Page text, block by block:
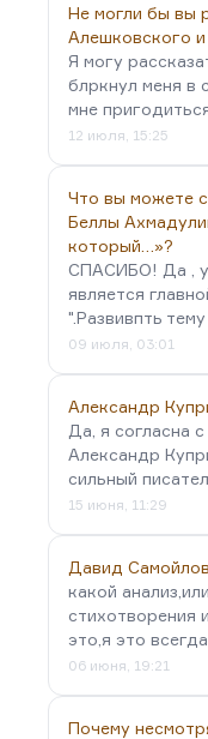
Не могли бы вы
Алешковского
Я могу
блркнул меня в
мне
12 июля, 15:25
Что вы можете
Беллы
который…»?
СПАСИБО! Да ,
является
".Развивпть
09 июля, 03:01
Александр
Да, я согласна
Александр
сильный
15 июня, 11:29
Давид
какой
стихотворения
это,я это
06 июня, 19:21
Почему